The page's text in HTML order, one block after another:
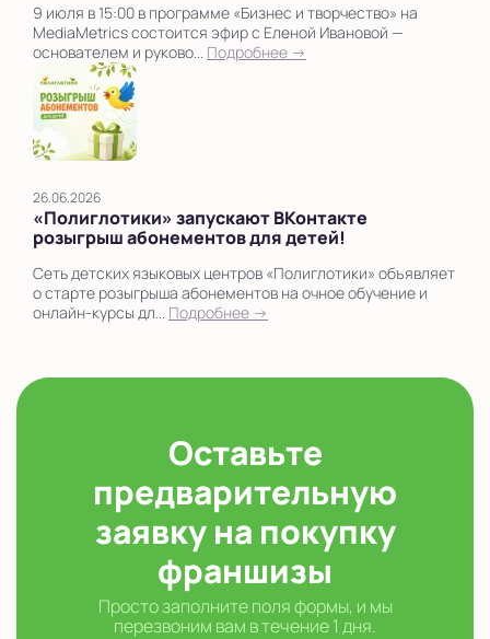
9 июля в 15:00 в программе «Бизнес и творчество» на
MediaMetrics состоится эфир с Еленой Ивановой —
основателем и руково... Подробнее →
26.06.2026
«Полиглотики» запускают ВКонтакте
розыгрыш абонементов для детей!
Сеть детских языковых центров «Полиглотики» объявляет
о старте розыгрыша абонементов на очное обучение и
онлайн-курсы дл... Подробнее →
Оставьте
предварительную
заявку на покупку
франшизы
Просто заполните поля формы, и мы
перезвоним вам в течение 1 дня.